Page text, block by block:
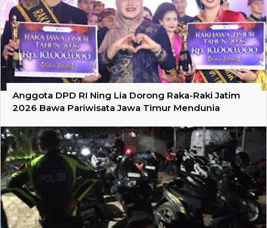
Anggota DPD RI Ning Lia Dorong Raka-Raki Jatim
2026 Bawa Pariwisata Jawa Timur Mendunia